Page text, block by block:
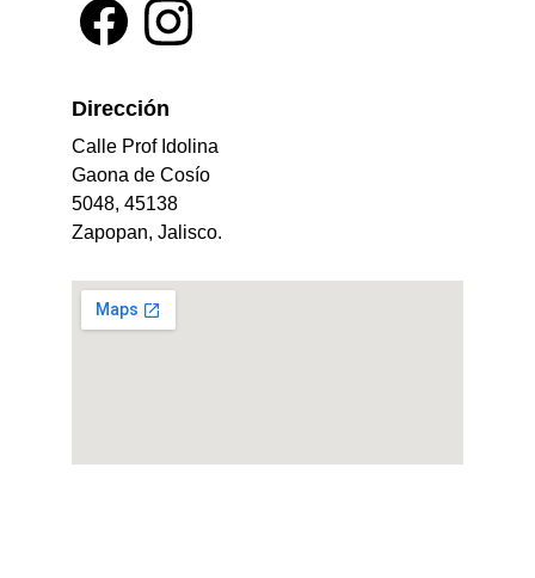
Dirección
Calle Prof Idolina
Gaona de Cosío
5048, 45138
Zapopan, Jalisco.